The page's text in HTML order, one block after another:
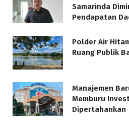
Samarinda
Pendapatan
Polder Air
Ruang Publik
Manajemen
Memburu
Dipertahankan